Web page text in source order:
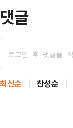
댓글
최신순 찬성순